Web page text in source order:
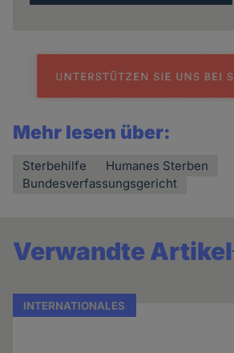
Mehr lesen über:
Sterbehilfe
Humanes Sterben
Bundesverfassungsgericht
Verwandte Artikel
INTERNATIONALES